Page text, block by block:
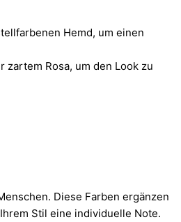
Hemd, um einen
Rosa, um den Look zu
Diese Farben ergänzen
Stil eine individuelle Note.